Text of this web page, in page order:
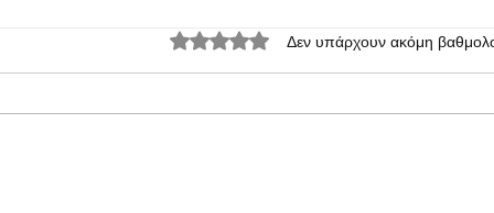
Βαθμολογήθηκε με 0 από 5 αστέρια.
Δεν υπάρχουν ακόμη